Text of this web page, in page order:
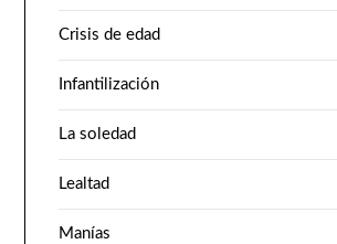
Crisis de edad
Infantilización
La soledad
Lealtad
Manías